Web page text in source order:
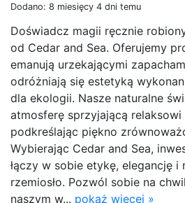
Dodano: 8 miesięcy 4 dni temu
Doświadcz magii ręcznie
od Cedar and Sea. Oferujemy
emanują urzekającymi
odróżniają się estetyką
dla ekologii. Nasze naturalne
atmosferę sprzyjającą
podkreślając piękno
Wybierając Cedar and Sea,
łączy w sobie etykę, elegancję i
rzemiosło. Pozwól sobie na
naszym w... pokaż więcej »